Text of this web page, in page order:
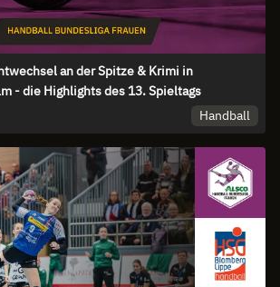
an der Spitze & Krimi in
- die Highlights des 13. Spieltags
Handball